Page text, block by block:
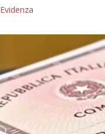
Evidenza